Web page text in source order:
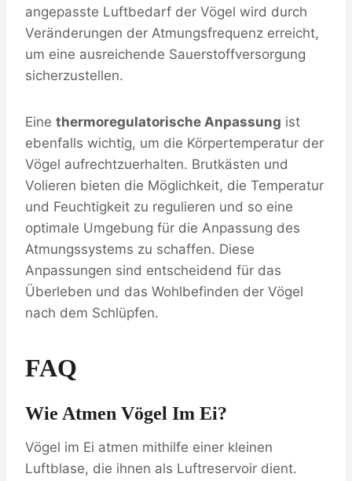
angepasste Luftbedarf der Vögel wird durch
Veränderungen der Atmungsfrequenz erreicht,
um eine ausreichende Sauerstoffversorgung
sicherzustellen.
Eine thermoregulatorische Anpassung ist
ebenfalls wichtig, um die Körpertemperatur der
Vögel aufrechtzuerhalten. Brutkästen und
Volieren bieten die Möglichkeit, die Temperatur
und Feuchtigkeit zu regulieren und so eine
optimale Umgebung für die Anpassung des
Atmungssystems zu schaffen. Diese
Anpassungen sind entscheidend für das
Überleben und das Wohlbefinden der Vögel
nach dem Schlüpfen.
FAQ
Wie Atmen Vögel Im Ei?
Vögel im Ei atmen mithilfe einer kleinen
Luftblase, die ihnen als Luftreservoir dient.